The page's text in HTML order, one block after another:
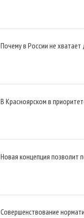
Почему в России не
В Красноярском в
Новая концепция позволит
Совершенствование